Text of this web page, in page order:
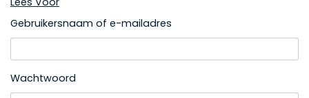
Gebruikersnaam of e-mailadres
Wachtwoord